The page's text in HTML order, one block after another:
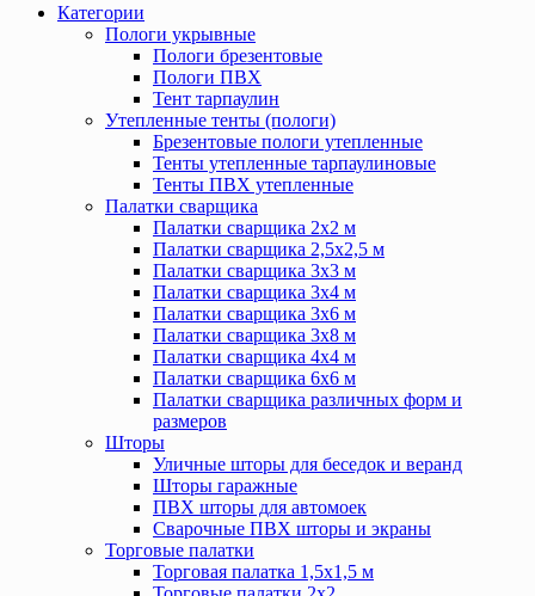
Категории
Пологи укрывные
Пологи брезентовые
Пологи ПВХ
Тент тарпаулин
Утепленные тенты (пологи)
Брезентовые пологи утепленные
Тенты утепленные тарпаулиновые
Тенты ПВХ утепленные
Палатки сварщика
Палатки сварщика 2х2 м
Палатки сварщика 2,5х2,5 м
Палатки сварщика 3х3 м
Палатки сварщика 3х4 м
Палатки сварщика 3х6 м
Палатки сварщика 3х8 м
Палатки сварщика 4х4 м
Палатки сварщика 6х6 м
Палатки сварщика различных форм и
размеров
Шторы
Уличные шторы для беседок и веранд
Шторы гаражные
ПВХ шторы для автомоек
Сварочные ПВХ шторы и экраны
Торговые палатки
Торговая палатка 1,5х1,5 м